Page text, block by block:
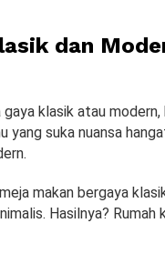
dan
klasik atau
yang suka nuansa
makan bergaya
Hasilnya?